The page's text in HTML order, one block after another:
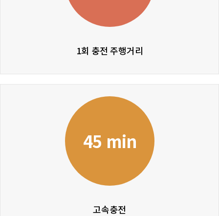
1회 충전 주행거리
45 min
고속충전